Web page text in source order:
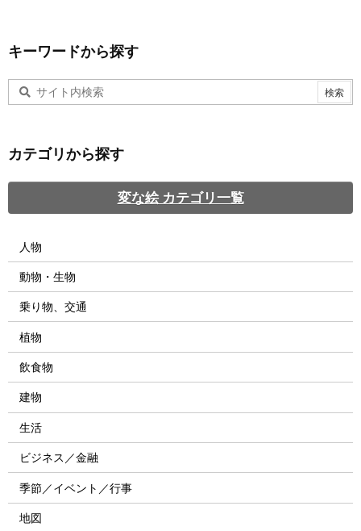
キーワードから探す
カテゴリから探す
変な絵 カテゴリ一覧
人物
動物・生物
乗り物、交通
植物
飲食物
建物
生活
ビジネス／金融
季節／イベント／行事
地図